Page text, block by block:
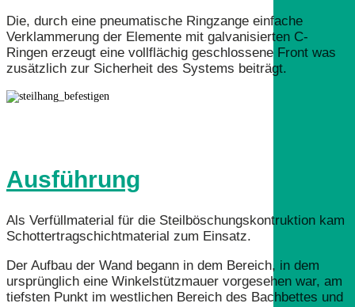
Die, durch eine pneumatische Ringzange einfache
Verklammerung der Elemente mit galvanisierten C-
Ringen erzeugt eine vollflächig geschlossene Front was
zusätzlich zur Sicherheit des Systems beiträgt.
Ausführung
Als Verfüllmaterial für die Steilböschungskontruktion kam
Schottertragschichtmaterial zum Einsatz.
Der Aufbau der Wand begann in dem Bereich, in dem
ursprünglich eine Winkelstützmauer vorgesehen war, am
tiefsten Punkt im westlichen Bereich des Bachbettes und